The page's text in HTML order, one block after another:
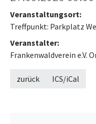
Veranstaltungsort:
Treffpunkt: Parkplatz
Veranstalter:
Frankenwaldverein e.V.
zurück ICS/iCal